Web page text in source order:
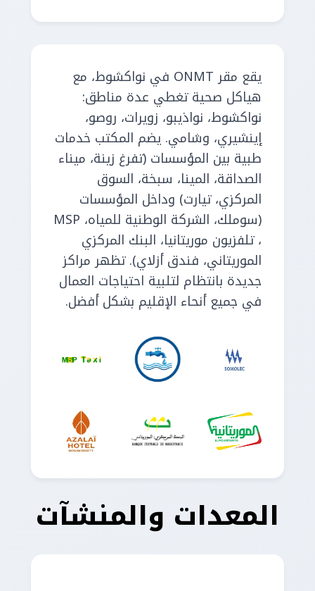
يقع مقر ONMT في نواكشوط، مع
هياكل صحية تغطي عدة مناطق:
نواكشوط، نواذيبو، زويرات، روصو،
إينشيري، وشامي. يضم المكتب خدمات
طبية بين المؤسسات (تفرغ زينة، ميناء
الصداقة، المينا، سبخة، السوق
المركزي، تيارت) وداخل المؤسسات
(سوملك، الشركة الوطنية للمياه، MSP
، تلفزيون موريتانيا، البنك المركزي
الموريتاني، فندق أزلاي). تظهر مراكز
جديدة بانتظام لتلبية احتياجات العمال
في جميع أنحاء الإقليم بشكل أفضل.
المعدات والمنشآت